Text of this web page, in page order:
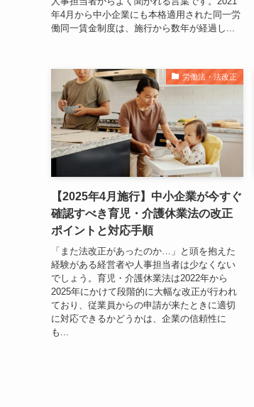
年4月から中小企業にも本格適用された同一労
働同一賃金制度は、施行から数年が経過し...
労働法・法改正
【2025年4月施行】中小企業が今すぐ
確認すべき育児・介護休業法の改正
ポイントと対応手順
「また法改正があったのか…」と頭を抱えた
経験がある経営者や人事担当者は少なくない
でしょう。育児・介護休業法は2022年から
2025年にかけて段階的に大幅な改正が行われ
ており、従業員からの申請が来たときに適切
に対応できるかどうかは、企業の信頼性に
も...